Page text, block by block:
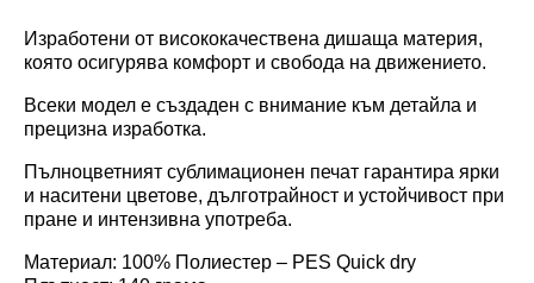
Изработени от висококачествена дишаща материя,
която осигурява комфорт и свобода на движението.
Всеки модел е създаден с внимание към детайла и
прецизна изработка.
Пълноцветният сублимационен печат гарантира ярки
и наситени цветове, дълготрайност и устойчивост при
пране и интензивна употреба.
Материал: 100% Полиестер – PES Quick dry